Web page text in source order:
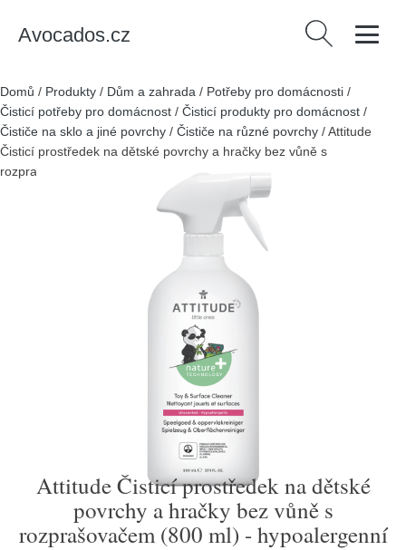
Avocados.cz Vyhledávání
Domů / Produkty / Dům a zahrada / Potřeby pro domácnosti /
Čisticí potřeby pro domácnost / Čisticí produkty pro domácnost /
Čističe na sklo a jiné povrchy / Čističe na různé povrchy /Attitude
Čisticí prostředek na dětské povrchy a hračky bez vůně s
rozprašovačem (800 ml) - hypoalergenní
Attitude Čisticí prostředek na dětské
povrchy a hračky bez vůně s
rozprašovačem (800 ml) - hypoalergenní